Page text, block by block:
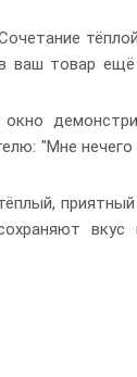
ваш товар
"Мне